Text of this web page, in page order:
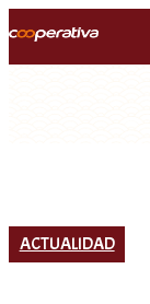
ACTUALIDAD